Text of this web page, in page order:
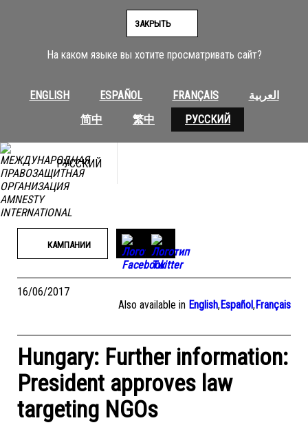
На каком языке вы хотите просматривать сайт?
ENGLISH ESPAÑOL FRANÇAIS
العربية
简中
繁中 РУССКИЙ
ЗАКРЫТЬ
РУССКИЙ
КАМПАНИИ
16/06/2017
Also available in English,Español,Français
Hungary: Further information:
President approves law
targeting NGOs